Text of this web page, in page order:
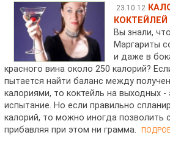
23.10.12
КОКТЕЙЛЕЙ
Вы знали,
Маргариты
и даже в
красного вина около 250 калорий?
пытается найти баланс между
калориями, то коктейль на выходных
испытание. Но если правильно
калорий, то можно иногда позволить
прибавляя при этом ни грамма.